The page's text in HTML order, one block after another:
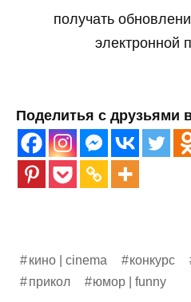
получать
электронной
Поделитья с друзьями
кино | cinema конкурс
прикол
юмор | funny